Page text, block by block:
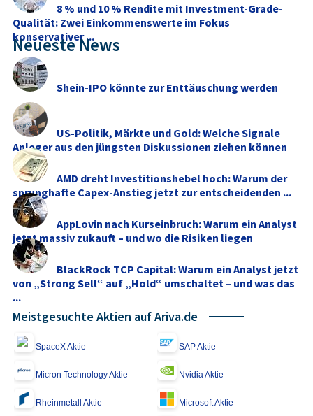
8 % und 10 % Rendite mit Investment-Grade-
Qualität: Zwei Einkommenswerte im Fokus
konservativer ...
Neueste News
Shein-IPO könnte zur Enttäuschung werden
US-Politik, Märkte und Gold: Welche Signale
Anleger aus den jüngsten Diskussionen ziehen können
AMD dreht Investitionshebel hoch: Warum der
sprunghafte Capex-Anstieg jetzt zur entscheidenden ...
AppLovin nach Kurseinbruch: Warum ein Analyst
jetzt massiv zukauft – und wo die Risiken liegen
BlackRock TCP Capital: Warum ein Analyst jetzt
von „Strong Sell“ auf „Hold“ umschaltet – und was das
...
Meistgesuchte Aktien auf Ariva.de
SpaceX Aktie SAP Aktie
Micron Technology Aktie Nvidia Aktie
Rheinmetall Aktie Microsoft Aktie